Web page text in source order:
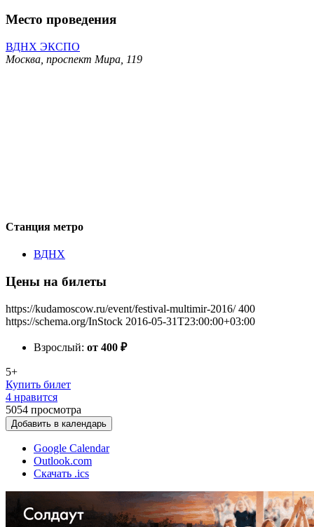
Место проведения
ВДНХ ЭКСПО
Москва, проспект Мира, 119
Станция метро
ВДНХ
Цены на билеты
https://kudamoscow.ru/event/festival-multimir-2016/ 400
https://schema.org/InStock 2016-05-31T23:00:00+03:00
Взрослый: от 400 ₽
5+
Купить билет
4 нравится
5054 просмотра
Добавить в календарь
Google Calendar
Outlook.com
Скачать .ics